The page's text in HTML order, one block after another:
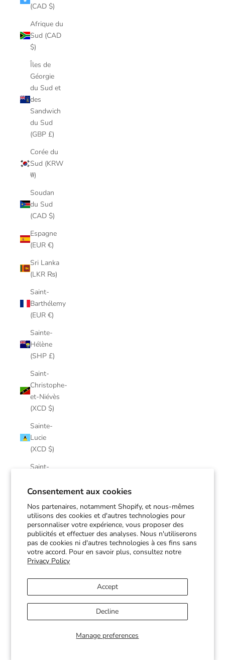
Consentement aux cookies
Nos partenaires, notamment Shopify, et nous-mêmes
utilisons des cookies et d'autres technologies pour
personnaliser votre expérience, vous proposer des
publicités et effectuer des analyses. Nous n'utiliserons
pas de cookies ni d'autres technologies à ces fins sans
votre accord. Pour en savoir plus, consultez notre
Privacy Policy
Manage preferences
Accept
Decline
(CAD $)
Afrique du
Sud (CAD
$)
Îles de
Géorgie
du Sud et
des
Sandwich
du Sud
(GBP £)
Corée du
Sud (KRW
₩)
Soudan
du Sud
(CAD $)
Espagne
(EUR €)
Sri Lanka
(LKR ₨)
Saint-
Barthélemy
(EUR €)
Sainte-
Hélène
(SHP £)
Saint-
Christophe-
et-Niévès
(XCD $)
Sainte-
Lucie
(XCD $)
Saint-
(EUR €)
Saint-
Pierre-et-
Miquelon
(EUR €)
Saint-
Grenadines
(XCD $)